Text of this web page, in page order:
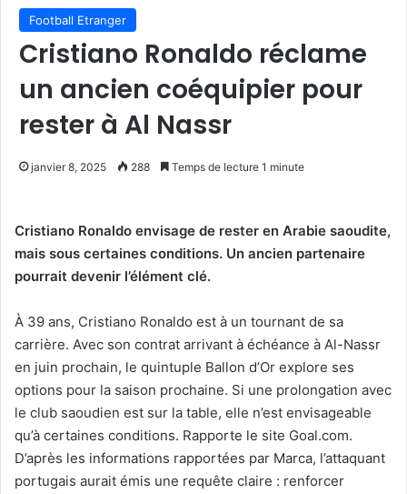
Football Etranger
Cristiano Ronaldo réclame
un ancien coéquipier pour
rester à Al Nassr
janvier 8, 2025 288 Temps de lecture 1 minute
Cristiano Ronaldo envisage de rester en Arabie saoudite,
mais sous certaines conditions. Un ancien partenaire
pourrait devenir l’élément clé.
À 39 ans, Cristiano Ronaldo est à un tournant de sa
carrière. Avec son contrat arrivant à échéance à Al-Nassr
en juin prochain, le quintuple Ballon d’Or explore ses
options pour la saison prochaine. Si une prolongation avec
le club saoudien est sur la table, elle n’est envisageable
qu’à certaines conditions. Rapporte le site Goal.com.
D’après les informations rapportées par Marca, l’attaquant
portugais aurait émis une requête claire : renforcer